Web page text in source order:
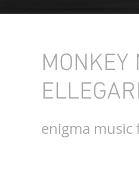
enigma music